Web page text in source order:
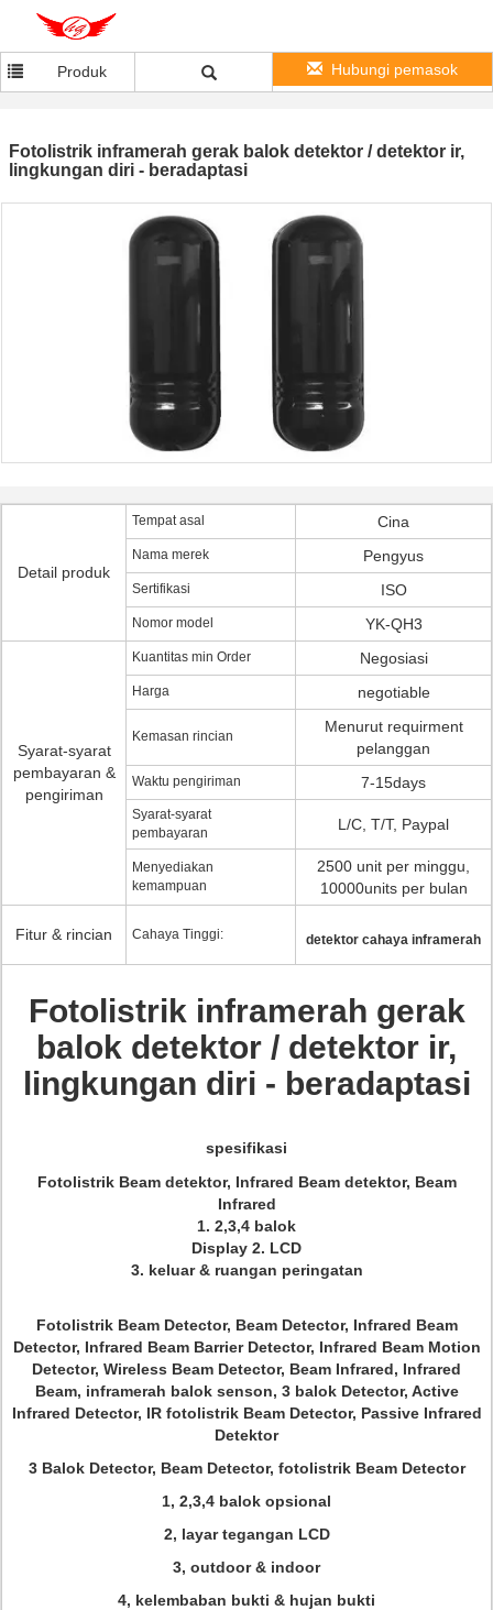
Produk Hubungi pemasok
Fotolistrik inframerah gerak balok detektor / detektor ir,
lingkungan diri - beradaptasi
Detail produk
Tempat asal Cina
Nama merek Pengyus
Sertifikasi ISO
Nomor model YK-QH3
Syarat-syarat
pembayaran &
pengiriman
Kuantitas min Order Negosiasi
Harga negotiable
Kemasan rincian
Menurut requirment
pelanggan
Waktu pengiriman 7-15days
Syarat-syarat
pembayaran
L/C, T/T, Paypal
Menyediakan
kemampuan
2500 unit per minggu,
10000units per bulan
Fitur & rincian Cahaya Tinggi: detektor cahaya inframerah
Fotolistrik inframerah gerak
balok detektor / detektor ir,
lingkungan diri - beradaptasi
spesifikasi
Fotolistrik Beam detektor, Infrared Beam detektor, Beam
Infrared
1. 2,3,4 balok
Display 2. LCD
3. keluar & ruangan peringatan
Fotolistrik Beam Detector, Beam Detector, Infrared Beam
Detector, Infrared Beam Barrier Detector, Infrared Beam Motion
Detector, Wireless Beam Detector, Beam Infrared, Infrared
Beam, inframerah balok senson, 3 balok Detector, Active
Infrared Detector, IR fotolistrik Beam Detector, Passive Infrared
Detektor
3 Balok Detector, Beam Detector, fotolistrik Beam Detector
1, 2,3,4 balok opsional
2, layar tegangan LCD
3, outdoor & indoor
4, kelembaban bukti & hujan bukti